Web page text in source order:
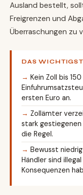
Ausland bestellt,
Freigrenzen und
Überraschungen zu
DAS
Kein Zoll bis
ersten Euro an.
Zollämter
stark
die Regel.
Bewusst
Händler sind
Konsequenzen